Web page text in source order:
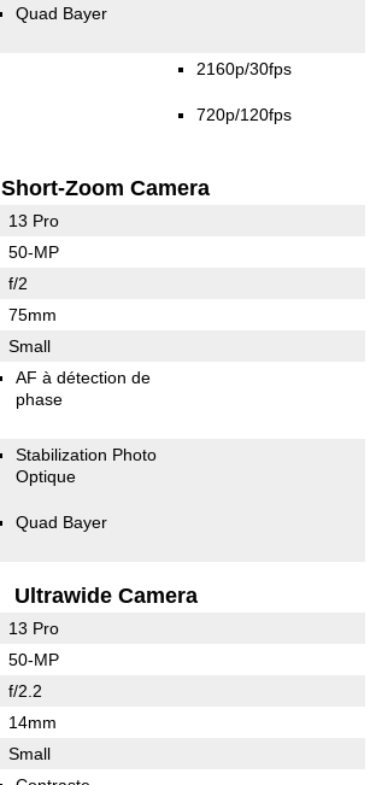
Quad Bayer
2160p/30fps
720p/120fps
Short-Zoom Camera
13 Pro
50-MP
f/2
75mm
Small
AF à détection de
phase
Stabilization Photo
Optique
Quad Bayer
Ultrawide Camera
13 Pro
50-MP
f/2.2
14mm
Small